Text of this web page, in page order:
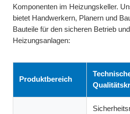
Komponenten im Heizungskeller.
bietet Handwerkern, Planern und
Bauteile für den sicheren Betrieb
Heizungsanlagen:
Produktbereich